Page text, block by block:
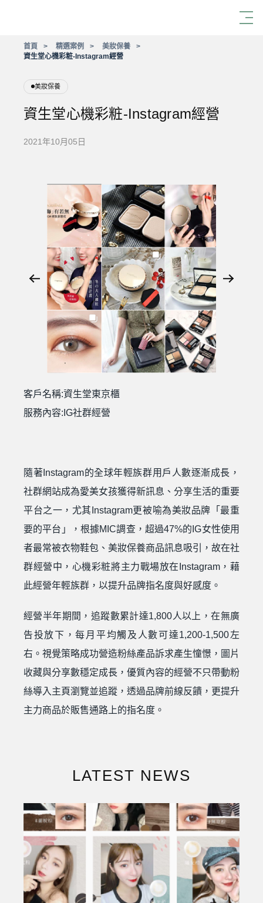
首頁 精選案例
美妝保養
資生堂心機彩粧-Instagram經營
美妝保養
資生堂心機彩粧-Instagram經營
2021年10月05日
客戶名稱:資生堂東京櫃
服務內容:IG社群經營
隨著Instagram的全球年輕族群用戶人數逐漸成長，
社群網站成為愛美女孩獲得新訊息、分享生活的重要
平台之一，尤其Instagram更被喻為美妝品牌「最重
要的平台」，根據MIC調查，超過47%的IG女性使用
者最常被衣物鞋包、美妝保養商品訊息吸引，故在社
群經營中，心機彩粧將主力戰場放在Instagram，藉
此經營年輕族群，以提升品牌指名度與好感度。
經營半年期間，追蹤數累計達1,800人以上，在無廣
告投放下，每月平均觸及人數可達1,200-1,500左
右。視覺策略成功營造粉絲產品訴求產生憧憬，圖片
收藏與分享數穩定成長，優質內容的經營不只帶動粉
絲導入主頁瀏覽並追蹤，透過品牌前線反饋，更提升
主力商品於販售通路上的指名度。
LATEST NEWS